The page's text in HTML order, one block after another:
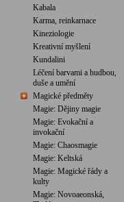
Kabala
Karma, reinkarnace
Kineziologie
Kreativní myšlení
Kundalini
Léčení barvami a hudbou,
duše a umění
Magické předměty
Magie: Dějiny magie
Magie: Evokační a
invokační
Magie: Chaosmagie
Magie: Keltská
Magie: Magické řády a
kulty
Magie: Novoaeonská,